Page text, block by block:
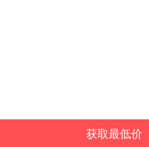
获取最低价